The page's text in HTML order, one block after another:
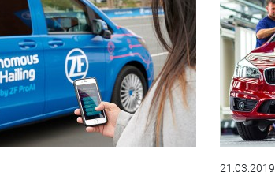
21.03.2019